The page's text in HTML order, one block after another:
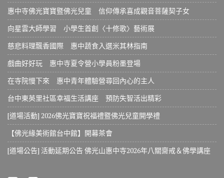
惠中寺佛光寶寶暨佛光兒童 信仰傳承喜成觀音菩薩契子女
向星雲大師學習 小學生首創〈十修歌〉藝術展
慈悲料理飄香國際 惠中蔬食入選米其林指南
戲曲好好玩 惠中寺夏令營小學員粉墨登場
在寺院慢下來 惠中青年體驗營尋回內心的主人
台中東英里社區幸福生活講座 預防失智活出精彩
[道場活動] 2026佛光寶寶祝福禮暨佛光兒童開學禮
【佛光緣美術館台中館】開幕茶會
[道場公告] 活動延期公告 佛光山惠中寺2026年八關齋戒＆佛學講座